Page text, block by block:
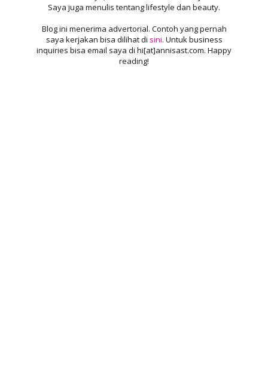
Saya juga menulis tentang lifestyle dan beauty.
Blog ini menerima advertorial. Contoh yang pernah
saya kerjakan bisa dilihat di sini. Untuk business
inquiries bisa email saya di hi[at]annisast.com. Happy
reading!